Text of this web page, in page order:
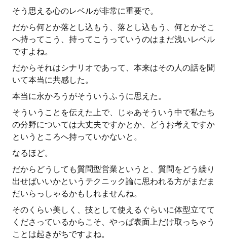
そう思える心のレベルが非常に重要で。
だから何とか落とし込もう、落とし込もう、何とかそこ
へ持ってこう、持ってこうっていうのはまだ浅いレベル
ですよね。
だからそれはシナリオであって、本来はその人の話を聞
いて本当に共感した。
本当に永かろうがそういうふうに思えた。
そういうことを伝えた上で、じゃあそういう中で私たち
の分野については大丈夫ですかとか、どうお考えですか
というところへ持っていかないと。
なるほど。
だからどうしても質問型営業というと、質問をどう繰り
出せばいいかというテクニック論に思われる方がまだま
だいらっしゃるかもしれませんね。
そのくらい美しく、技として使えるぐらいに体型立てて
くださっているからこそ、やっぱ表面上だけ取っちゃう
ことは起きがちですよね。